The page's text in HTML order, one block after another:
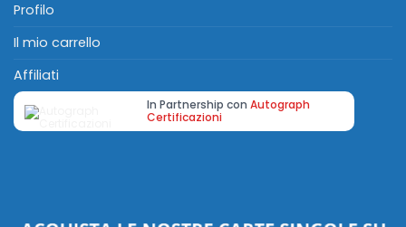
Profilo
Il mio carrello
Affiliati
In Partnership con Autograph
Certificazioni